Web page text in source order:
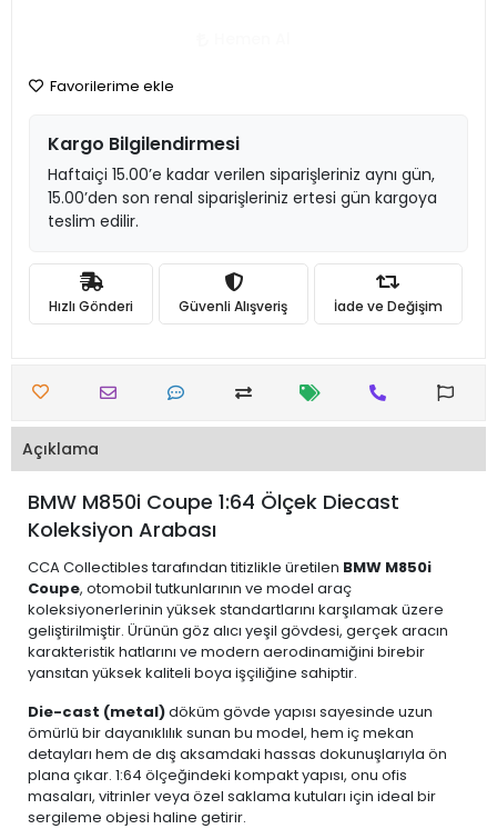
Favorilerime ekle
Kargo Bilgilendirmesi
Haftaiçi 15.00’e kadar verilen siparişleriniz aynı gün,
15.00’den son renal siparişleriniz ertesi gün kargoya
teslim edilir.
Hızlı Gönderi Güvenli Alışveriş İade ve Değişim
Açıklama
BMW M850i Coupe 1:64 Ölçek Diecast
Koleksiyon Arabası
CCA Collectibles tarafından titizlikle üretilen BMW M850i
Coupe, otomobil tutkunlarının ve model araç
koleksiyonerlerinin yüksek standartlarını karşılamak üzere
geliştirilmiştir. Ürünün göz alıcı yeşil gövdesi, gerçek aracın
karakteristik hatlarını ve modern aerodinamiğini birebir
yansıtan yüksek kaliteli boya işçiliğine sahiptir.
Die-cast (metal)döküm gövde yapısı sayesinde uzun
ömürlü bir dayanıklılık sunan bu model, hem iç mekan
detayları hem de dış aksamdaki hassas dokunuşlarıyla ön
plana çıkar. 1:64 ölçeğindeki kompakt yapısı, onu ofis
masaları, vitrinler veya özel saklama kutuları için ideal bir
sergileme objesi haline getirir.